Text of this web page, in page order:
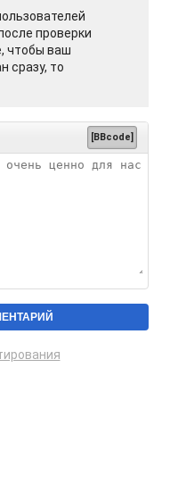
проверки
чтобы ваш
сразу, то
[BBcode]